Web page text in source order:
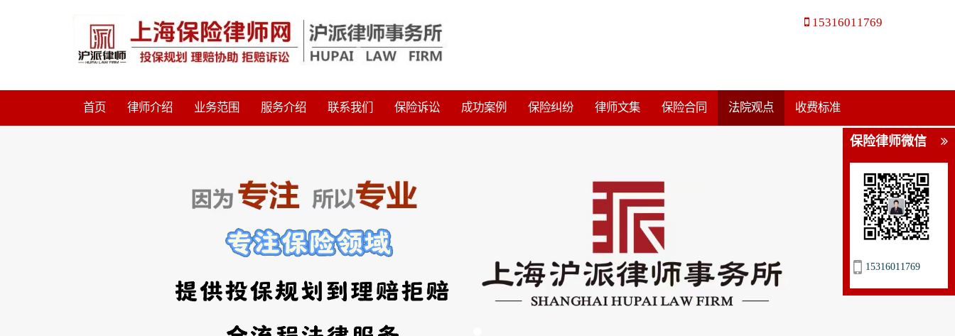
15316011769
首页 律师介绍 业务范围 服务介绍 联系我们 保险诉讼 成功案例 保险纠纷 律师文集 保险合同 法院观点 收费标准
保险律师微信
15316011769